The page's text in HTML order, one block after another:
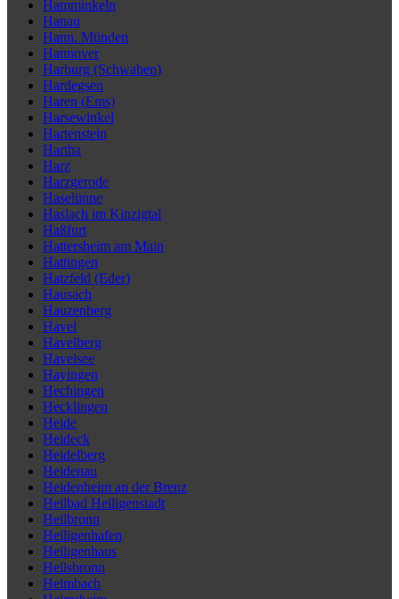
Hamminkeln
Hanau
Hann. Münden
Hannover
Harburg (Schwaben)
Hardegsen
Haren (Ems)
Harsewinkel
Hartenstein
Hartha
Harz
Harzgerode
Haselünne
Haslach im Kinzigtal
Haßfurt
Hattersheim am Main
Hattingen
Hatzfeld (Eder)
Hausach
Hauzenberg
Havel
Havelberg
Havelsee
Hayingen
Hechingen
Hecklingen
Heide
Heideck
Heidelberg
Heidenau
Heidenheim an der Brenz
Heilbad Heiligenstadt
Heilbronn
Heiligenhafen
Heiligenhaus
Heilsbronn
Heimbach